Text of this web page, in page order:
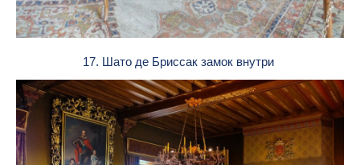
17. Шато де Бриссак замок внутри